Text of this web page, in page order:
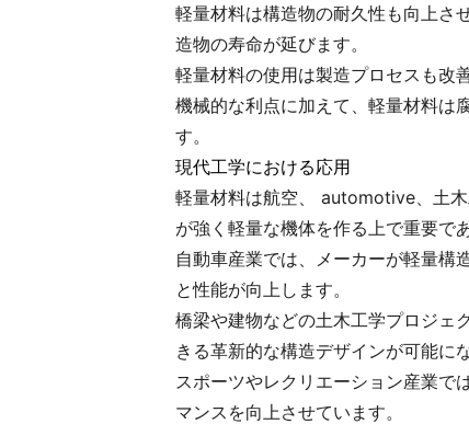
軽量材料は構造物の耐久性も向上さ
造物の寿命が延びます。
軽量材料の使用は製造プロセスも改
機械的な利点に加えて、軽量材料は
す。
現代工学における応用
軽量材料は航空、 automotive、土
が強く軽量な機体を作る上で重要で
自動車産業では、メーカーが軽量構
と性能が向上します。
橋梁や建物などの土木工学プロジェ
きる革新的な構造デザインが可能に
スポーツやレクリエーション産業で
マンスを向上させています。